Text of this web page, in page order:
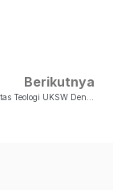
Berikutnya